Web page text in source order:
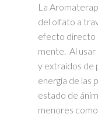
La
del olfato a
efecto directo
mente. Al
y extraídos de
energía de las
estado de
menores